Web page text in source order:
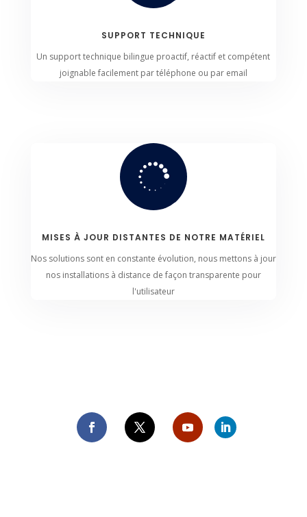
SUPPORT TECHNIQUE
Un support technique bilingue proactif, réactif et compétent
joignable facilement par téléphone ou par email

MISES À JOUR DISTANTES DE NOTRE MATÉRIEL
Nos solutions sont en constante évolution, nous mettons à jour
nos installations à distance de façon transparente pour
l'utilisateur